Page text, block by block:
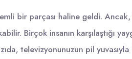
bir parçası haline geldi.
Birçok insanın karşılaştığı
televizyonunuzun pil